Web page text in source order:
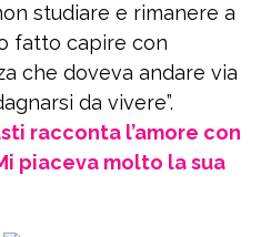
studiare e rimanere a
fatto capire con
che doveva andare via
da vivere”.
racconta l’amore con
piaceva molto la sua